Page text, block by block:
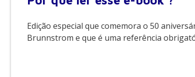
Edição especial que comemora o 50
Brunnstrom e que é uma referência